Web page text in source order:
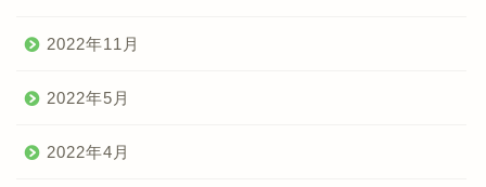
2022年11月
2022年5月
2022年4月